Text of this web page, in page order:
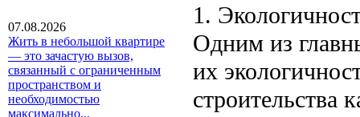
07.08.2026
Жить в небольшой квартире
— это зачастую вызов,
связанный с ограниченным
пространством и
необходимостью
максимально...
1.
Одним из
их
строительства